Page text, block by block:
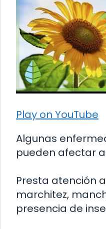
Play on YouTube
Algunas
pueden afectar
Presta atención
marchitez,
presencia de